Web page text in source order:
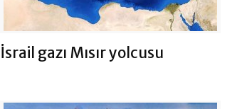
İsrail gazı Mısır yolcusu